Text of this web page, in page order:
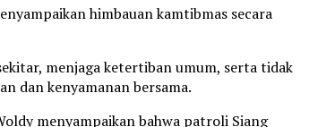
himbauan kamtibmas secara
menjaga ketertiban umum, serta tidak
dan kenyamanan bersama.
menyampaikan bahwa patroli Siang